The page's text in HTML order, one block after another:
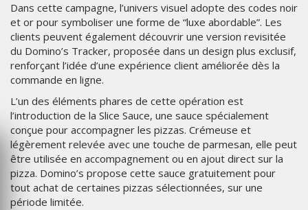
Dans cette campagne, l’univers visuel adopte des codes noir
et or pour symboliser une forme de “luxe abordable”. Les
clients peuvent également découvrir une version revisitée
du Domino’s Tracker, proposée dans un design plus exclusif,
renforçant l’idée d’une expérience client améliorée dès la
commande en ligne.
L’un des éléments phares de cette opération est
l’introduction de la Slice Sauce, une sauce spécialement
conçue pour accompagner les pizzas. Crémeuse et
légèrement relevée avec une touche de parmesan, elle peut
être utilisée en accompagnement ou en ajout direct sur la
pizza. Domino’s propose cette sauce gratuitement pour
tout achat de certaines pizzas sélectionnées, sur une
période limitée.